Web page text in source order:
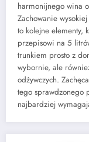
harmonijnego wina
Zachowanie
to kolejne elementy,
przepisowi na 5
trunkiem prosto z
wybornie, ale
odżywczych.
tego sprawdzonego
najbardziej